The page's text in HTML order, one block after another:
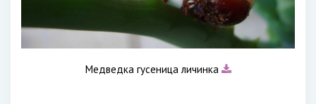
Медведка гусеница личинка